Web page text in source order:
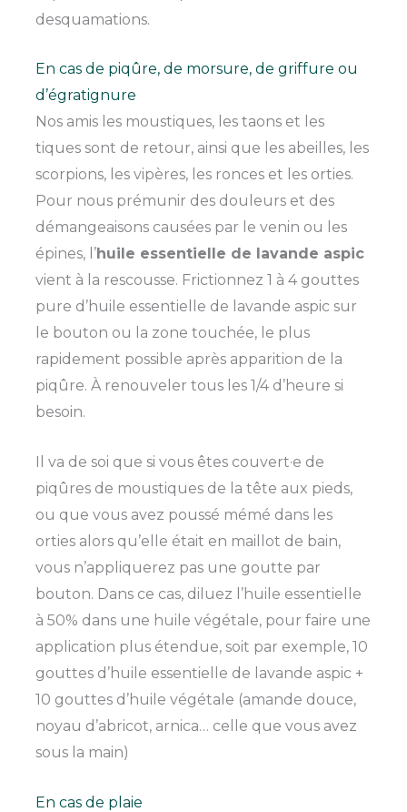
desquamations.
En cas de piqûre, de morsure, de griffure ou
d’égratignure
Nos amis les moustiques, les taons et les
tiques sont de retour, ainsi que les abeilles, les
scorpions, les vipères, les ronces et les orties.
Pour nous prémunir des douleurs et des
démangeaisons causées par le venin ou les
épines, l’huile essentielle de lavande aspic
vient à la rescousse. Frictionnez 1 à 4 gouttes
pure d’huile essentielle de lavande aspic sur
le bouton ou la zone touchée, le plus
rapidement possible après apparition de la
piqûre. À renouveler tous les 1/4 d’heure si
besoin.
Il va de soi que si vous êtes couvert·e de
piqûres de moustiques de la tête aux pieds,
ou que vous avez poussé mémé dans les
orties alors qu’elle était en maillot de bain,
vous n’appliquerez pas une goutte par
bouton. Dans ce cas, diluez l’huile essentielle
à 50% dans une huile végétale, pour faire une
application plus étendue, soit par exemple, 10
gouttes d’huile essentielle de lavande aspic +
10 gouttes d’huile végétale (amande douce,
noyau d’abricot, arnica… celle que vous avez
sous la main)
En cas de plaie